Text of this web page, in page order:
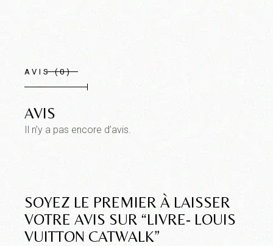
AVIS (0)
AVIS
Il n’y a pas encore d’avis.
SOYEZ LE PREMIER À LAISSER
VOTRE AVIS SUR “LIVRE- LOUIS
VUITTON CATWALK”